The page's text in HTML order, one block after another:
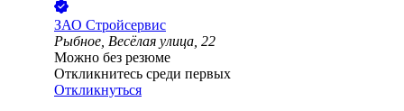
ЗАО Стройсервис
Рыбное, Весёлая улица, 22
Можно без резюме
Откликнитесь среди первых
Откликнуться